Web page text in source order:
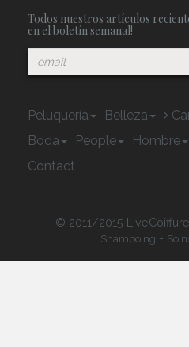
Todos nuestros artículos
en el boletín semanal!
Peluquería Belleza
Boda
People Hombre
Contact
© 2011/2015
Shampoing -